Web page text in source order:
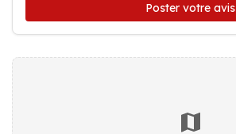
Poster votre avis